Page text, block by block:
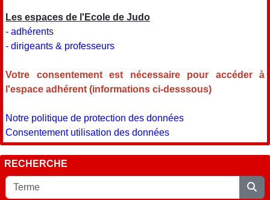
Les espaces de l'Ecole de Judo
- adhérents
- dirigeants & professeurs
Votre consentement est nécessaire pour accéder à
l'espace adhérent (informations ci-desssous)
Notre politique de protection des données
Consentement utilisation des données
RECHERCHE